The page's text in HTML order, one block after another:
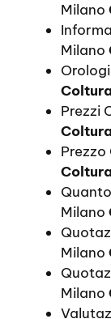
Milano
Milano
Prezzi
Milano
Milano
Milano